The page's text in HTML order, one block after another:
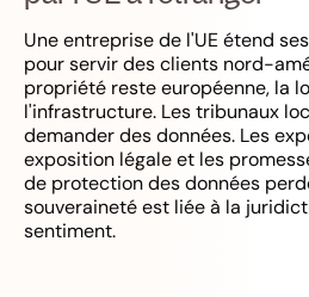
Une entreprise de l'UE étend
pour servir des clients nord-
propriété reste européenne, la
l'infrastructure. Les tribunaux
demander des données. Les
exposition légale et les
de protection des données
souveraineté est liée à la
sentiment.